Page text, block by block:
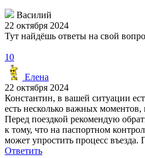
Василий
22 октября 2024
Тут найдёшь ответы на свой
10
Елена
22 октября 2024
Константин, в вашей ситуации
есть несколько важных моментов,
Перед поездкой рекомендую
к тому, что на паспортном
может упростить процесс
Ответить